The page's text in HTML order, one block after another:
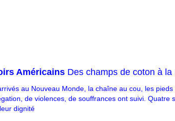
Américains Des champs de coton à
au Nouveau Monde, la chaîne au cou, les
de violences, de souffrances ont suivi.
dignité